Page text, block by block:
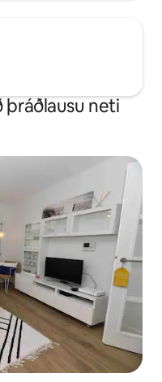
þráðlausu neti